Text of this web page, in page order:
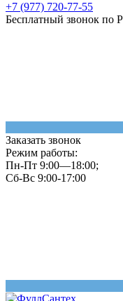
+7 (977) 720-77-55
Бесплатный звонок по
Заказать звонок
Режим работы:
Пн-Пт 9:00—18:00;
Сб-Вс 9:00-17:00